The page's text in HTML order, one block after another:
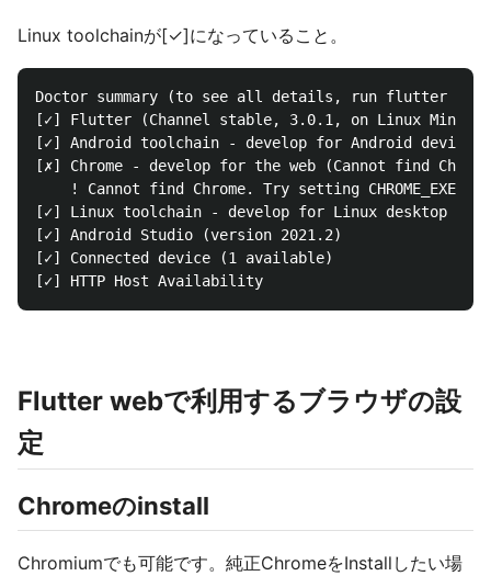
Linux toolchainが[✓]になっていること。
Doctor summary (to see all details, run flutter
[✓] Flutter (Channel stable, 3.0.1, on Linux Mint
[✓] Android toolchain - develop for Android devices
[✗] Chrome - develop for the web (Cannot find
! Cannot find Chrome. Try setting
[✓] Linux toolchain - develop for Linux desktop
[✓] Android Studio (version 2021.2)
[✓] Connected device (1 available)
Flutter webで利用するブラウザの設
定
Chromeのinstall
Chromiumでも可能です。純正ChromeをInstallしたい場